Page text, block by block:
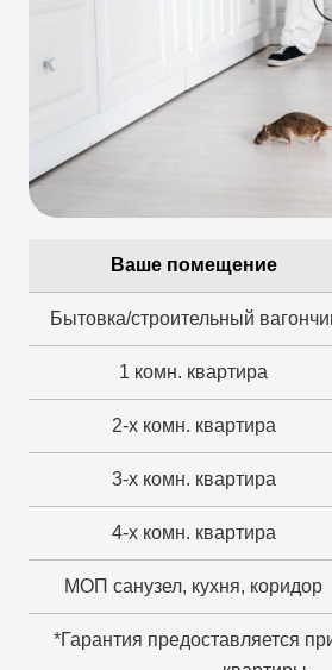
Ваше помещение
Бытовка/строительный
1 комн. квартира
2-х комн. квартира
3-х комн. квартира
4-х комн. квартира
МОП санузел, кухня, коридор
*Гарантия предоставляется